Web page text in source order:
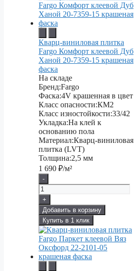
Кварц-виниловая плитка
Fargo Комфорт клеевой Дуб
Ханой 20-7359-15 крашеная
фаска
На складе
Бренд:Fargo
Фаска:4V крашенная в цвет
Класс опасности:КМ2
Класс изностойкости:33/42
Укладка:На клей к
основанию пола
Материал:Кварц-виниловая
плитка (LVT)
Толщина:2,5 мм
1 690 ₽/м²
-
+
Добавить в корзину
Купить в 1 клик